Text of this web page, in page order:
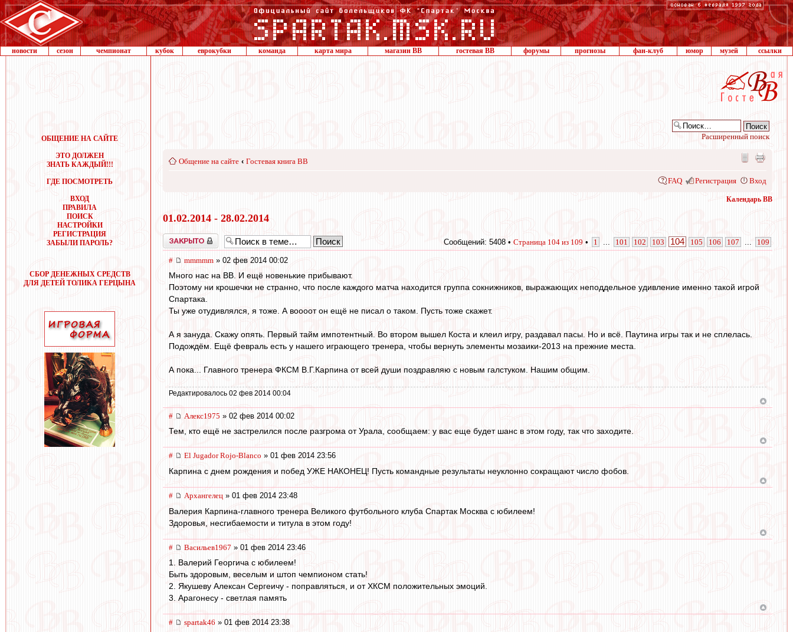
новости сезон чемпионат кубок еврокубки команда карта мира магазин ВВ гостевая ВВ форумы прогнозы фан-клуб юмор музей ссылки
ОБЩЕНИЕ НА САЙТЕ
ЭТО ДОЛЖЕН
ЗНАТЬ КАЖДЫЙ!!!
ГДЕ ПОСМОТРЕТЬ
ВХОД
ПРАВИЛА
ПОИСК
НАСТРОЙКИ
РЕГИСТРАЦИЯ
ЗАБЫЛИ ПАРОЛЬ?
СБОР ДЕНЕЖНЫХ СРЕДСТВ
ДЛЯ ДЕТЕЙ ТОЛИКА ГЕРЦЫНА
Расширенный поиск
Общение на сайте ‹ Гостевая книга ВВ
FAQ Регистрация Вход
Календарь ВВ
01.02.2014 - 28.02.2014
Закрыто Сообщений: 5408 • Страница 104 из 109 • 1 101 102 103 104 105 106 107 109
# mmmmm » 02 фев 2014 00:02
Много нас на ВВ. И ещё новенькие прибывают.
Поэтому ни крошечки не странно, что после каждого матча находится группа сокнижников, выражающих неподдельное удивление именно такой игрой
Спартака.
Ты уже отудивлялся, я тоже. А воооот он ещё не писал о таком. Пусть тоже скажет.
А я зануда. Скажу опять. Первый тайм импотентный. Во втором вышел Коста и клеил игру, раздавал пасы. Но и всё. Паутина игры так и не сплелась.
Подождём. Ещё февраль есть у нашего играющего тренера, чтобы вернуть элементы мозаики-2013 на прежние места.
А пока... Главного тренера ФКСМ В.Г.Карпина от всей души поздравляю с новым галстуком. Нашим общим.
Редактировалось 02 фев 2014 00:04
# Алекс1975 » 02 фев 2014 00:02
Тем, кто ещё не застрелился после разгрома от Урала, сообщаем: у вас еще будет шанс в этом году, так что заходите.
# El Jugador Rojo-Blanco » 01 фев 2014 23:56
Карпина с днем рождения и побед УЖЕ НАКОНЕЦ! Пусть командные результаты неуклонно сокращают число фобов.
# Архангелец » 01 фев 2014 23:48
Валерия Карпина-главного тренера Великого футбольного клуба Спартак Москва с юбилеем!
Здоровья, несгибаемости и титула в этом году!
# Васильев1967 » 01 фев 2014 23:46
1. Валерий Георгича с юбилеем!
Быть здоровым, веселым и штоп чемпионом стать!
2. Якушеву Алексан Сергеичу - поправляться, и от ХКСМ положительных эмоций.
3. Арагонесу - светлая память
# spartak46 » 01 фев 2014 23:38